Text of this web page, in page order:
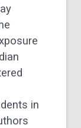
in